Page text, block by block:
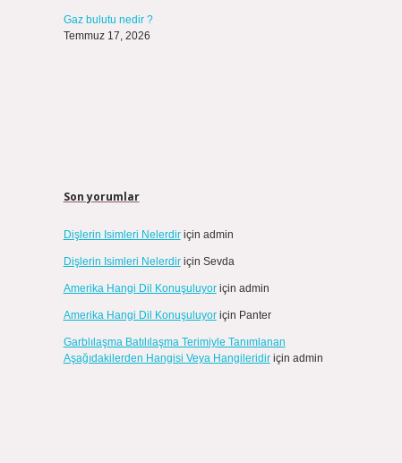
Gaz bulutu nedir ?
Temmuz 17, 2026
Son yorumlar
Dişlerin Isimleri Nelerdiriçin admin
Dişlerin Isimleri Nelerdiriçin Sevda
Amerika Hangi Dil Konuşuluyoriçin admin
Amerika Hangi Dil Konuşuluyoriçin Panter
Garblılaşma Batılılaşma Terimiyle Tanımlanan
Aşağıdakilerden Hangisi Veya Hangileridiriçin admin